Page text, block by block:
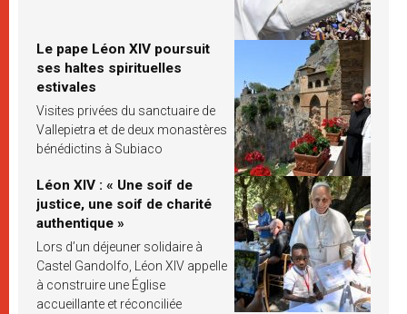
Le pape Léon XIV poursuit
ses haltes spirituelles
estivales
Visites privées du sanctuaire de
Vallepietra et de deux monastères
bénédictins à Subiaco
Léon XIV : « Une soif de
justice, une soif de charité
authentique »
Lors d’un déjeuner solidaire à
Castel Gandolfo, Léon XIV appelle
à construire une Église
accueillante et réconciliée